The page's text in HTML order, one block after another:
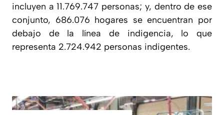
incluyen a 11.769.747 personas; y, dentro de ese
conjunto, 686.076 hogares se encuentran por
debajo de la línea de indigencia, lo que
representa 2.724.942 personas indigentes.